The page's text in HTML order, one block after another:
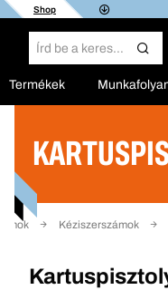
Shop
Termékek
Kéziszerszámok
Szűrő